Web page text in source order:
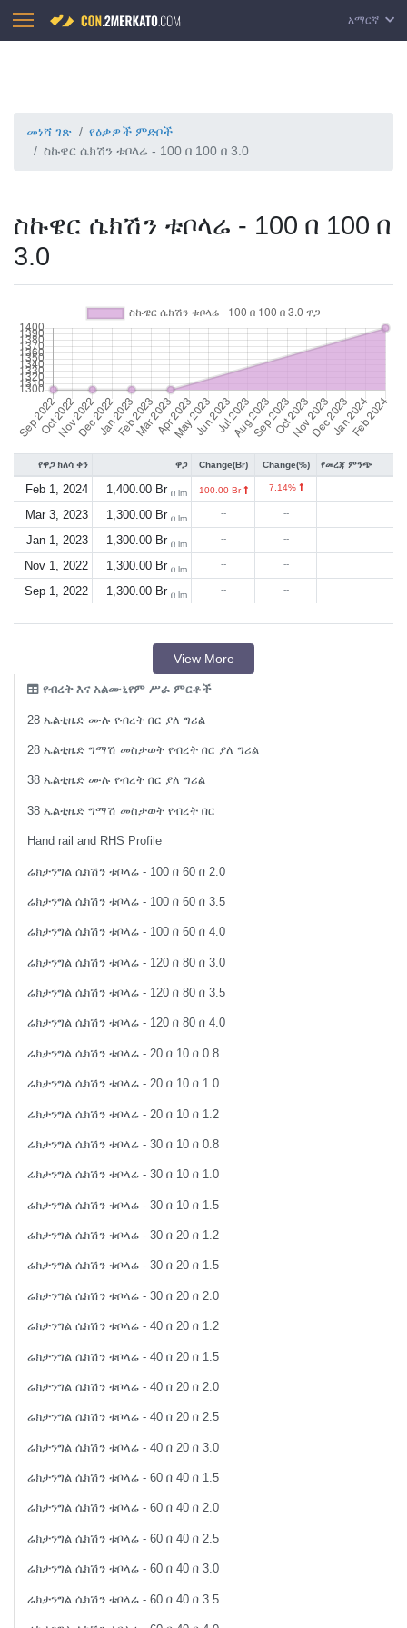
አማርኛ
መነሻ ገጽ
የዕቃዎች ምድቦች
ስኩዌር ሴክሽን ቱቦላሬ - 100 በ 100 በ 3.0
ስኩዌር ሴክሽን ቱቦላሬ - 100 በ 100 በ
3.0
የዋጋ ክለሳ ቀን ዋጋ Change(Br) Change(%) የመረጃ ምንጭ
Feb 1, 2024 1,400.00 Br በ lm 100.00 Br 7.14%
Mar 3, 2023 1,300.00 Br በ lm -- --
Jan 1, 2023 1,300.00 Br በ lm -- --
Nov 1, 2022 1,300.00 Br በ lm -- --
Sep 1, 2022 1,300.00 Br በ lm -- --
View More
የብረት እና አልሙኒየም ሥራ ምርቶች
28 ኤልቲዜድ ሙሉ የብረት በር ያለ ግሪል
28 ኤልቲዜድ ግማሽ መስታወት የብረት በር ያለ ግሪል
38 ኤልቲዜድ ሙሉ የብረት በር ያለ ግሪል
38 ኤልቲዜድ ግማሽ መስታወት የብረት በር
Hand rail and RHS Profile
ሬክታንግል ሴክሽን ቱቦላሬ - 100 በ 60 በ 2.0
ሬክታንግል ሴክሽን ቱቦላሬ - 100 በ 60 በ 3.5
ሬክታንግል ሴክሽን ቱቦላሬ - 100 በ 60 በ 4.0
ሬክታንግል ሴክሽን ቱቦላሬ - 120 በ 80 በ 3.0
ሬክታንግል ሴክሽን ቱቦላሬ - 120 በ 80 በ 3.5
ሬክታንግል ሴክሽን ቱቦላሬ - 120 በ 80 በ 4.0
ሬክታንግል ሴክሽን ቱቦላሬ - 20 በ 10 በ 0.8
ሬክታንግል ሴክሽን ቱቦላሬ - 20 በ 10 በ 1.0
ሬክታንግል ሴክሽን ቱቦላሬ - 20 በ 10 በ 1.2
ሬክታንግል ሴክሽን ቱቦላሬ - 30 በ 10 በ 0.8
ሬክታንግል ሴክሽን ቱቦላሬ - 30 በ 10 በ 1.0
ሬክታንግል ሴክሽን ቱቦላሬ - 30 በ 10 በ 1.5
ሬክታንግል ሴክሽን ቱቦላሬ - 30 በ 20 በ 1.2
ሬክታንግል ሴክሽን ቱቦላሬ - 30 በ 20 በ 1.5
ሬክታንግል ሴክሽን ቱቦላሬ - 30 በ 20 በ 2.0
ሬክታንግል ሴክሽን ቱቦላሬ - 40 በ 20 በ 1.2
ሬክታንግል ሴክሽን ቱቦላሬ - 40 በ 20 በ 1.5
ሬክታንግል ሴክሽን ቱቦላሬ - 40 በ 20 በ 2.0
ሬክታንግል ሴክሽን ቱቦላሬ - 40 በ 20 በ 2.5
ሬክታንግል ሴክሽን ቱቦላሬ - 40 በ 20 በ 3.0
ሬክታንግል ሴክሽን ቱቦላሬ - 60 በ 40 በ 1.5
ሬክታንግል ሴክሽን ቱቦላሬ - 60 በ 40 በ 2.0
ሬክታንግል ሴክሽን ቱቦላሬ - 60 በ 40 በ 2.5
ሬክታንግል ሴክሽን ቱቦላሬ - 60 በ 40 በ 3.0
ሬክታንግል ሴክሽን ቱቦላሬ - 60 በ 40 በ 3.5